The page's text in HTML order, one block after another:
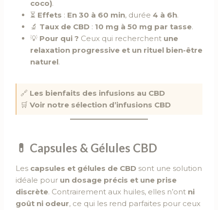
coco).
⏳ Effets : En 30 à 60 min, durée 4 à 6h.
🔬 Taux de CBD : 10 mg à 50 mg par tasse.
💡 Pour qui ? Ceux qui recherchent une
relaxation progressive et un rituel bien-être
naturel.
🔗 Les bienfaits des infusions au CBD
🛒 Voir notre sélection d’infusions CBD
💊 Capsules & Gélules CBD
Les capsules et gélules de CBD sont une solution
idéale pour un dosage précis et une prise
discrète. Contrairement aux huiles, elles n’ont ni
goût ni odeur, ce qui les rend parfaites pour ceux